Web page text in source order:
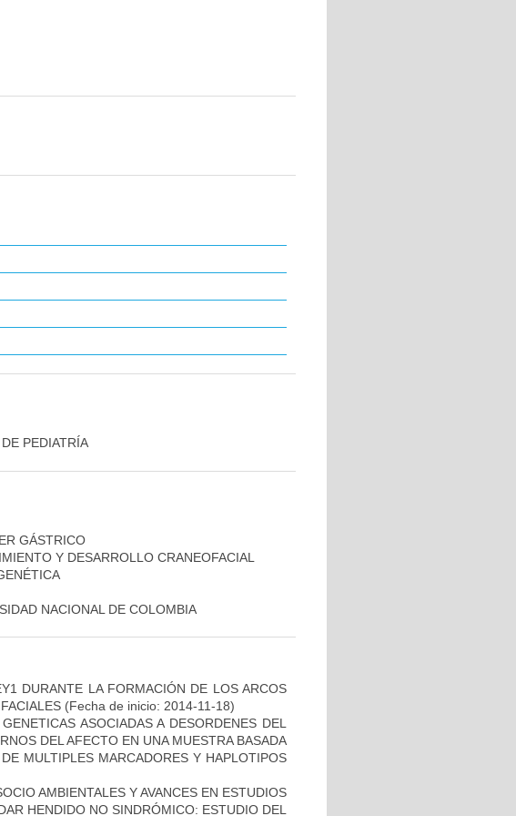
PEDIATRÍA
GÁSTRICO
Y DESARROLLO CRANEOFACIAL
NACIONAL DE COLOMBIA
DURANTE LA FORMACIÓN DE LOS ARCOS
(Fecha de inicio: 2014-11-18)
ASOCIADAS A DESORDENES DEL
DEL AFECTO EN UNA MUESTRA BASADA
MULTIPLES MARCADORES Y HAPLOTIPOS
AMBIENTALES Y AVANCES EN ESTUDIOS
HENDIDO NO SINDRÓMICO: ESTUDIO DEL